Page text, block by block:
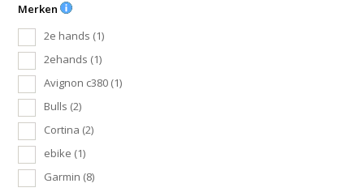
Merken
2e hands (1)
2ehands (1)
Avignon c380 (1)
Bulls (2)
Cortina (2)
ebike (1)
Garmin (8)